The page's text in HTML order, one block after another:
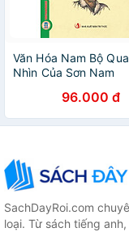
Văn Hóa Nam Bộ
Nhìn Của Sơn Nam
96.000 đ
SachDayRoi.com
loại. Từ sách tiếng